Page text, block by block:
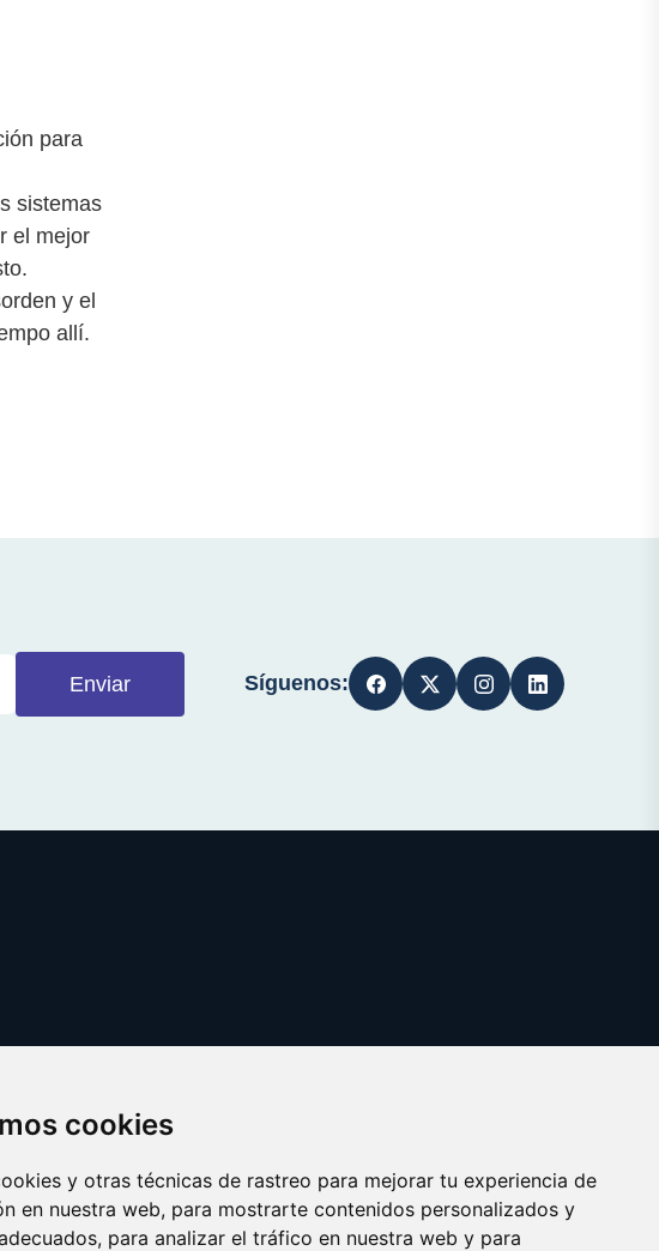
cookies
y otras técnicas de rastreo para mejorar tu experiencia de
en nuestra web, para mostrarte contenidos personalizados y
para analizar el tráfico en nuestra web y para
para
sistemas
el mejor
y el
allí.
Enviar Síguenos: